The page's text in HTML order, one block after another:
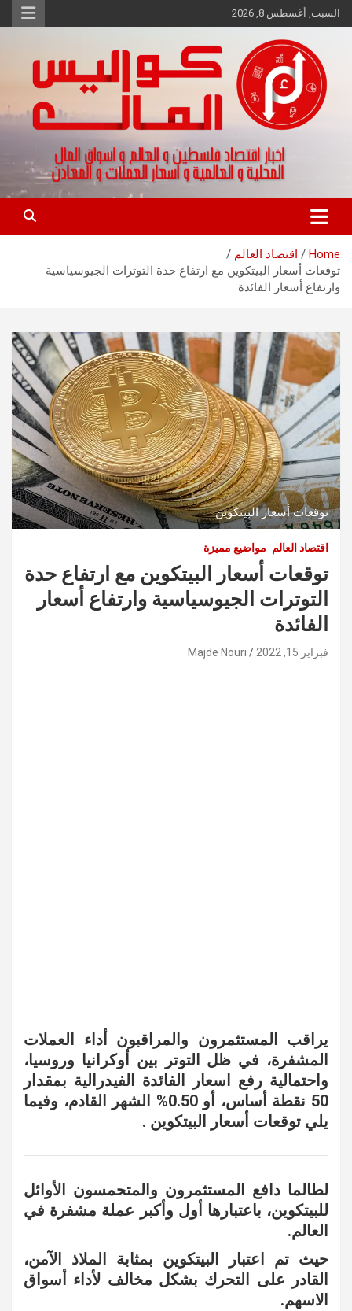
Skip
to
السبت, أغسطس 8, 2026
كواليس المال
اخبار اقتصاد فلسطين و العالم و تقارير اسواق المال و العملات
Home
اقتصاد العالم
توقعات أسعار البيتكوين مع ارتفاع حدة التوترات الجيوسياسية
وارتفاع أسعار الفائدة
توقعات أسعار البيتكوين
اقتصاد العالم مواضيع مميزة
توقعات أسعار البيتكوين مع ارتفاع حدة
التوترات الجيوسياسية وارتفاع أسعار
الفائدة
فبراير 15, 2022 Majde Nouri
يراقب المستثمرون والمراقبون أداء العملات
المشفرة، في ظل التوتر بين أوكرانيا وروسيا،
واحتمالية رفع اسعار الفائدة الفيدرالية بمقدار
50 نقطة أساس، أو 0.50% الشهر القادم، وفيما
يلي توقعات أسعار البيتكوين .
لطالما دافع المستثمرون والمتحمسون الأوائل
للبيتكوين، باعتبارها أول وأكبر عملة مشفرة في
العالم.
حيث تم اعتبار البيتكوين بمثابة الملاذ الآمن،
القادر على التحرك بشكل مخالف لأداء أسواق
الاسهم.